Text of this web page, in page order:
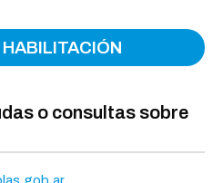
o consultas sobre